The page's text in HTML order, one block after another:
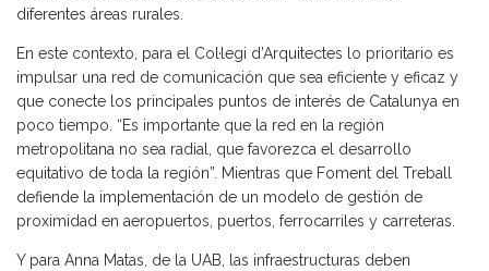
diferentes áreas rurales.
En este contexto, para el Col·legi d’Arquitectes lo prioritario es
impulsar una red de comunicación que sea eficiente y eficaz y
que conecte los principales puntos de interés de Catalunya en
poco tiempo. “Es importante que la red en la región
metropolitana no sea radial, que favorezca el desarrollo
equitativo de toda la región”. Mientras que Foment del Treball
defiende la implementación de un modelo de gestión de
proximidad en aeropuertos, puertos, ferrocarriles y carreteras.
Y para Anna Matas, de la UAB, las infraestructuras deben